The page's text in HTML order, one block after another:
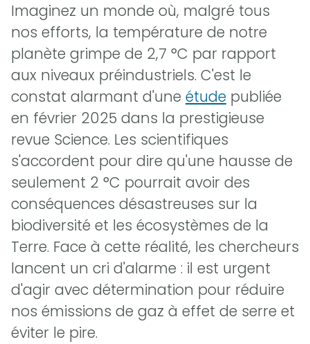
Imaginez un monde où, malgré tous
nos efforts, la température de notre
planète grimpe de 2,7 °C par rapport
aux niveaux préindustriels. C'est le
constat alarmant d'une étude publiée
en février 2025 dans la prestigieuse
revue Science. Les scientifiques
s'accordent pour dire qu'une hausse de
seulement 2 °C pourrait avoir des
conséquences désastreuses sur la
biodiversité et les écosystèmes de la
Terre. Face à cette réalité, les chercheurs
lancent un cri d'alarme : il est urgent
d'agir avec détermination pour réduire
nos émissions de gaz à effet de serre et
éviter le pire.